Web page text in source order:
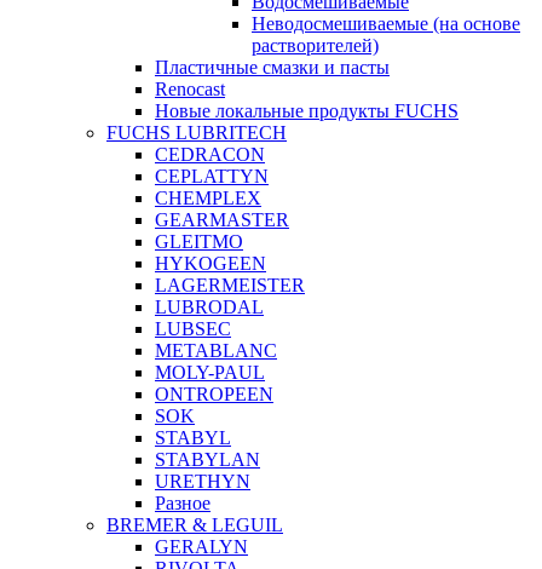
Неводосмешиваемые (на основе
растворителей)
Пластичные смазки и пасты
Renocast
Новые локальные продукты FUCHS
FUCHS LUBRITECH
CEDRACON
CEPLATTYN
CHEMPLEX
GEARMASTER
GLEITMO
HYKOGEEN
LAGERMEISTER
LUBRODAL
LUBSEC
METABLANC
MOLY-PAUL
ONTROPEEN
SOK
STABYL
STABYLAN
URETHYN
Разное
BREMER & LEGUIL
GERALYN